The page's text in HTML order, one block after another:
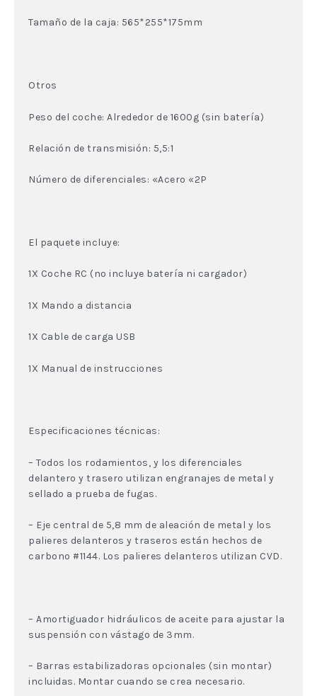
Tamaño de la caja: 565*255*175mm
Otros
Peso del coche: Alrededor de 1600g (sin batería)
Relación de transmisión: 5,5:1
Número de diferenciales: «Acero «2P
El paquete incluye:
1X Coche RC (no incluye batería ni cargador)
1X Mando a distancia
1X Cable de carga USB
1X Manual de instrucciones
Especificaciones técnicas:
– Todos los rodamientos, y los diferenciales
delantero y trasero utilizan engranajes de metal y
sellado a prueba de fugas.
– Eje central de 5,8 mm de aleación de metal y los
palieres delanteros y traseros están hechos de
carbono #1144. Los palieres delanteros utilizan CVD.
– Amortiguador hidráulicos de aceite para ajustar la
suspensión con vástago de 3mm.
– Barras estabilizadoras opcionales (sin montar)
incluidas. Montar cuando se crea necesario.